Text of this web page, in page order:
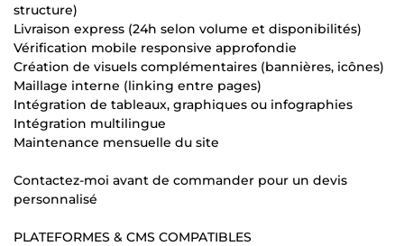
structure)
Livraison express (24h selon volume et disponibilités)
Vérification mobile responsive approfondie
Création de visuels complémentaires (bannières, icônes)
Maillage interne (linking entre pages)
Intégration de tableaux, graphiques ou infographies
Intégration multilingue
Maintenance mensuelle du site
Contactez-moi avant de commander pour un devis
personnalisé
PLATEFORMES & CMS COMPATIBLES